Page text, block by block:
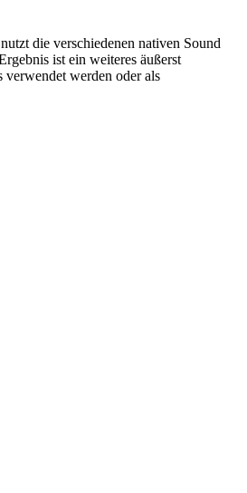
die verschiedenen nativen Sound
ist ein weiteres äußerst
werden oder als